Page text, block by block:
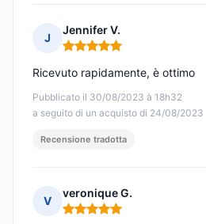
J
Jennifer V.
Nota: 5 su 5
Pubblicato il 30/08/2023 à 18h32
a seguito di un acquisto di 24/08/2023
Ricevuto rapidamente, è ottimo
Recensione tradotta
V
veronique G.
Nota: 5 su 5